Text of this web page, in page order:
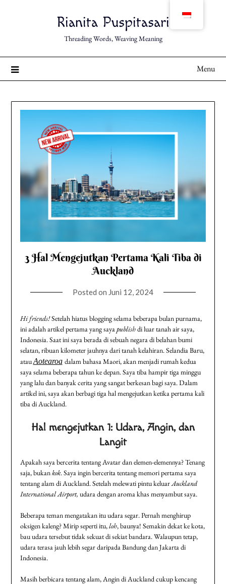
Rianita Puspitasari
Threading Words, Weaving Meaning
Menu
3 Hal Mengejutkan Pertama Kali Tiba di
Auckland
Posted on Juni 12, 2024
Hi friends!Setelah hiatus blogging selama beberapa bulan purnama,
ini adalah artikel pertama yang sayapublishdi luar tanah air saya,
Indonesia. Saat ini saya berada di sebuah negara di belahan bumi
selatan, ribuan kilometer jauhnya dari tanah kelahiran. Selandia Baru,
atauAotearoa dalam bahasa Maori, akan menjadi rumah kedua
saya selama beberapa tahun ke depan. Saya tiba hampir tiga minggu
yang lalu dan banyak cerita yang sangat berkesan bagi saya. Dalam
artikel ini, saya akan berbagi tiga hal mengejutkan ketika pertama kali
tiba di Auckland.
Hal mengejutkan 1: Udara, Angin, dan
Langit
Apakah saya bercerita tentang Avatar dan elemen-elemennya? Tenang
saja, bukankok. Saya ingin bercerita tentang memori pertama saya
tentang alam di Auckland. Setelah melewati pintu keluarAuckland
International Airport, udara dengan aroma khas menyambut saya.
Beberapa teman mengatakan itu udara segar. Pernah menghirup
oksigen kaleng? Mirip seperti itu,loh, baunya! Semakin dekat ke kota,
bau udara tersebut tidak sekuat di sekiat bandara. Walaupun tetap,
udara terasa jauh lebih segar daripada Bandung dan Jakarta di
Indonesia.
Masih berbicara tentang alam, Angin di Auckland cukup kencang